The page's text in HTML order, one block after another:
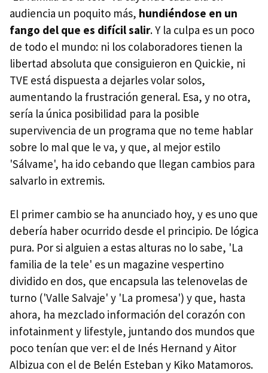
audiencia un poquito más, hundiéndose en un
fango del que es difícil salir. Y la culpa es un poco
de todo el mundo: ni los colaboradores tienen la
libertad absoluta que consiguieron en Quickie, ni
TVE está dispuesta a dejarles volar solos,
aumentando la frustración general. Esa, y no otra,
sería la única posibilidad para la posible
supervivencia de un programa que no teme hablar
sobre lo mal que le va, y que, al mejor estilo
'Sálvame', ha ido cebando que llegan cambios para
salvarlo in extremis.
El primer cambio se ha anunciado hoy, y es uno que
debería haber ocurrido desde el principio. De lógica
pura. Por si alguien a estas alturas no lo sabe, 'La
familia de la tele' es un magazine vespertino
dividido en dos, que encapsula las telenovelas de
turno ('Valle Salvaje' y 'La promesa') y que, hasta
ahora, ha mezclado información del corazón con
infotainment y lifestyle, juntando dos mundos que
poco tenían que ver: el de Inés Hernand y Aitor
Albizua con el de Belén Esteban y Kiko Matamoros.